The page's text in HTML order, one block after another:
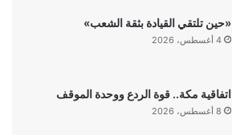
«حين تلتقي القيادة بثقة الشعب»
4 أغسطس، 2026
اتفاقية مكة.. قوة الردع ووحدة الموقف
8 أغسطس، 2026